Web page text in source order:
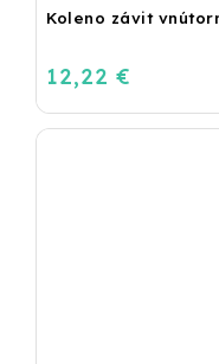
Koleno závit
12,22 €